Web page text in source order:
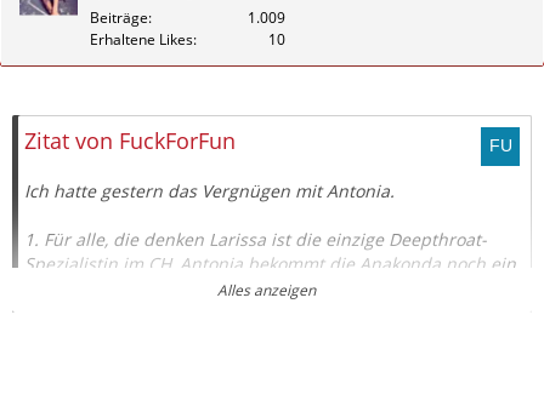
Beiträge
1.009
Erhaltene Likes
10
Zitat von FuckForFun
Ich hatte gestern das Vergnügen mit Antonia.
1. Für alle, die denken Larissa ist die einzige Deepthroat-
Spezialistin im CH, Antonia bekommt die Anakonda noch ein
Stückchen tiefer rein. Für mich ein großes Vergnügen, das
Alles anzeigen
Zitieren